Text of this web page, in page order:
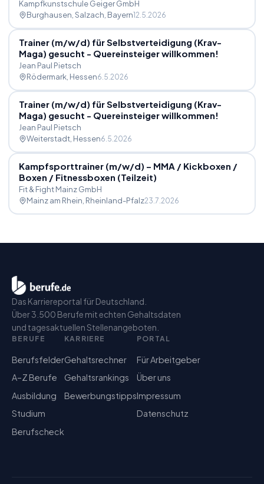
Kampfkunstschule Geiger GmbH
Burghausen, Salzach , Bayern12.5.2026
Trainer (m/w/d) für Selbstverteidigung (Krav-
Maga) gesucht - Quereinsteiger willkommen!
Jean Paul Pietsch
Rödermark, Hessen6.5.2026
Trainer (m/w/d) für Selbstverteidigung (Krav-
Maga) gesucht - Quereinsteiger willkommen!
Jean Paul Pietsch
Weiterstadt, Hessen6.5.2026
Kampfsporttrainer (m/w/d) – MMA /Kickboxen /
Boxen /Fitnessboxen (Teilzeit)
Fit & Fight Mainz GmbH
Mainz am Rhein , Rheinland-Pfalz23.7.2026
Das Karriereportal für Deutschland.
Über 3.500 Berufe mit echten Gehaltsdaten
und tagesaktuellen Stellenangeboten.
BERUFE
Berufsfelder
A–Z Berufe
Ausbildung
Studium
Berufscheck
KARRIERE
Gehaltsrechner
Gehaltsrankings
Bewerbungstipps
PORTAL
Für Arbeitgeber
Über uns
Impressum
Datenschutz